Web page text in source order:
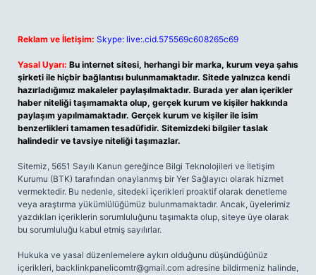
Reklam ve İletişim: Skype: live:.cid.575569c608265c69
Yasal Uyarı: Bu internet sitesi, herhangi bir marka, kurum veya şahıs
şirketi ile hiçbir bağlantısı bulunmamaktadır. Sitede yalnızca kendi
hazırladığımız makaleler paylaşılmaktadır. Burada yer alan içerikler
haber niteliği taşımamakta olup, gerçek kurum ve kişiler hakkında
paylaşım yapılmamaktadır. Gerçek kurum ve kişiler ile isim
benzerlikleri tamamen tesadüfidir. Sitemizdeki bilgiler taslak
halindedir ve tavsiye niteliği taşımazlar.
Sitemiz, 5651 Sayılı Kanun gereğince Bilgi Teknolojileri ve İletişim
Kurumu (BTK) tarafından onaylanmış bir Yer Sağlayıcı olarak hizmet
vermektedir. Bu nedenle, sitedeki içerikleri proaktif olarak denetleme
veya araştırma yükümlülüğümüz bulunmamaktadır. Ancak, üyelerimiz
yazdıkları içeriklerin sorumluluğunu taşımakta olup, siteye üye olarak
bu sorumluluğu kabul etmiş sayılırlar.
Hukuka ve yasal düzenlemelere aykırı olduğunu düşündüğünüz
içerikleri, backlinkpanelicomtr@gmail.com adresine bildirmeniz halinde,